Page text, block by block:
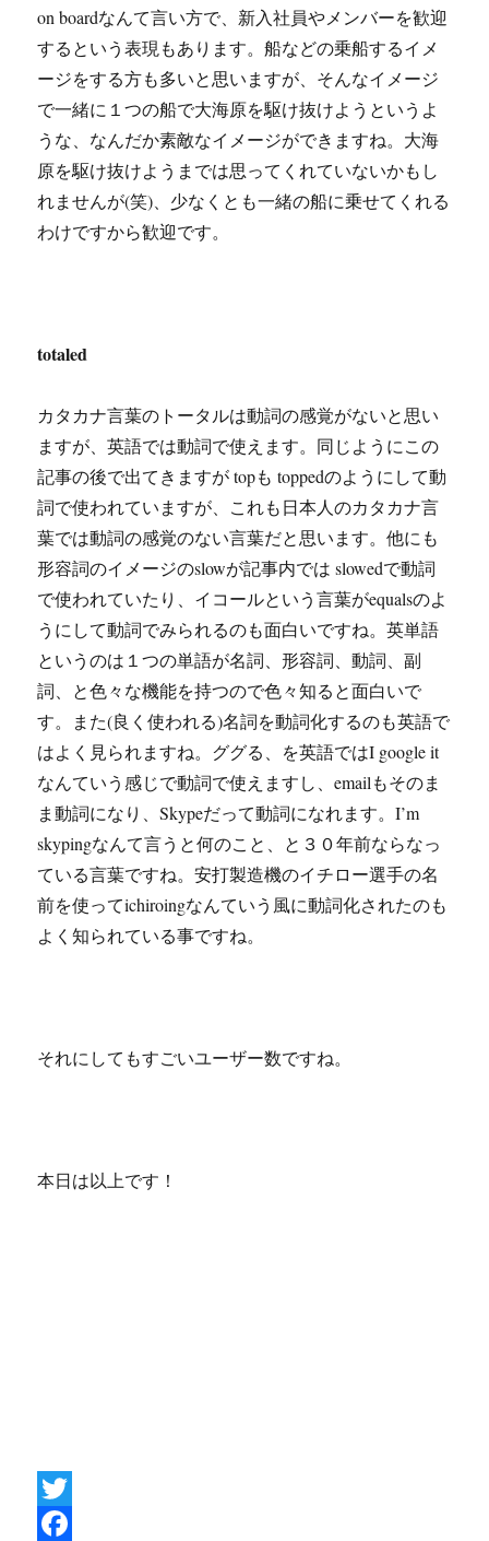
on boardなんて言い方で、新入社員やメンバーを歓迎
するという表現もあります。船などの乗船するイメ
ージをする方も多いと思いますが、そんなイメージ
で一緒に１つの船で大海原を駆け抜けようというよ
うな、なんだか素敵なイメージができますね。大海
原を駆け抜けようまでは思ってくれていないかもし
れませんが(笑)、少なくとも一緒の船に乗せてくれる
わけですから歓迎です。
totaled
カタカナ言葉のトータルは動詞の感覚がないと思い
ますが、英語では動詞で使えます。同じようにこの
記事の後で出てきますが topも toppedのようにして動
詞で使われていますが、これも日本人のカタカナ言
葉では動詞の感覚のない言葉だと思います。他にも
形容詞のイメージのslowが記事内では slowedで動詞
で使われていたり、イコールという言葉がequalsのよ
うにして動詞でみられるのも面白いですね。英単語
というのは１つの単語が名詞、形容詞、動詞、副
詞、と色々な機能を持つので色々知ると面白いで
す。また(良く使われる)名詞を動詞化するのも英語で
はよく見られますね。ググる、を英語ではI google it
なんていう感じで動詞で使えますし、emailもそのま
ま動詞になり、Skypeだって動詞になれます。I’m
skypingなんて言うと何のこと、と３０年前ならなっ
ている言葉ですね。安打製造機のイチロー選手の名
前を使ってichiroingなんていう風に動詞化されたのも
よく知られている事ですね。
それにしてもすごいユーザー数ですね。
本日は以上です！
T